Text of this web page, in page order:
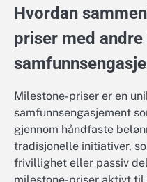
Hvordan
priser med
Milestone-priser er en
samfunnsengasjement
gjennom håndfaste
tradisjonelle initiativer,
frivillighet eller passiv
milestone-priser aktivt